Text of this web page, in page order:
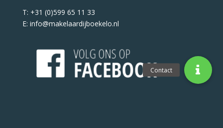
T: +31 (0)599 65 11 33
E: info@makelaardijboekelo.nl